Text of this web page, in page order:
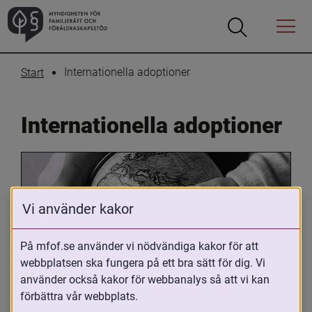
Öppna
Öppna
Menyn
Start Internationella adoptioner
Internationella adoptioner
Oavsett om du är adopterad,
adoptivförälder eller arbetar med
Vi använder kakor
På mfof.se använder vi nödvändiga kakor för att
webbplatsen ska fungera på ett bra sätt för dig. Vi
använder också kakor för webbanalys så att vi kan
förbättra vår webbplats.